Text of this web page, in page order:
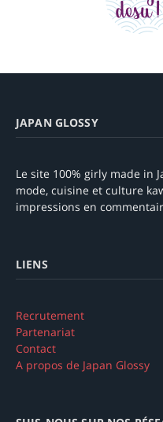
JAPAN GLOSSY
Le site 100% girly made in
mode, cuisine et culture
impressions en
LIENS
Recrutement
Partenariat
Contact
A propos de Japan Glossy